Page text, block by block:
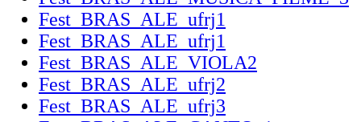
Fest_BRAS_ALE_ufrj1
Fest_BRAS_ALE_ufrj1
Fest_BRAS_ALE_VIOLA2
Fest_BRAS_ALE_ufrj2
Fest_BRAS_ALE_ufrj3